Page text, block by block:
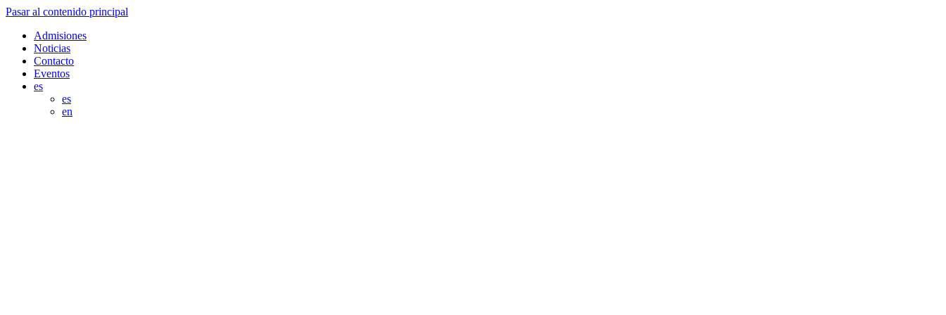
Pasar al contenido principal
Admisiones
Noticias
Contacto
Eventos
es
es
en